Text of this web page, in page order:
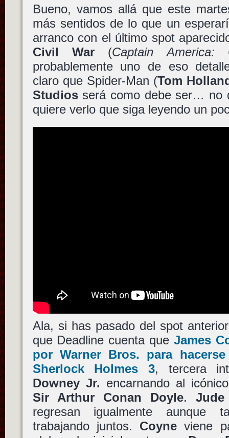
Bueno, vamos allá que este
más sentidos de lo que un
arranco con el último spot
Civil War(Captain America:
probablemente uno de eso
claro que Spider-Man (Tom
Studiosserá como debe ser… no
quiere verlo que siga leyendo un
Ala, si has pasado del spot
que Deadline cuenta queJames
por Warner Bros. para
Sherlock Holmes 3, tercera
Downey Jr. encarnando al
Sir Arthur Conan Doyle.
regresan igualmente aunque
trabajando juntos. Coyne viene